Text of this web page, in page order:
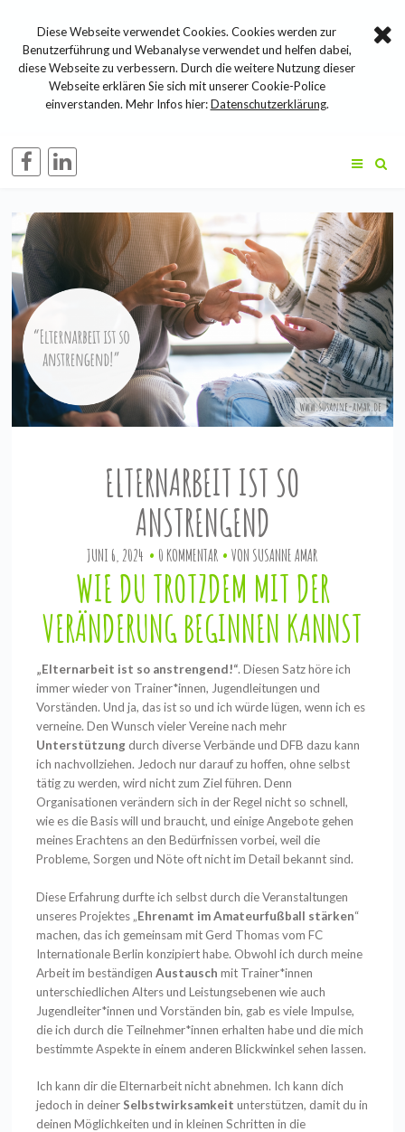
ELTERNARBEIT IST SO
ANSTRENGEND
JUNI 6, 2024 0 KOMMENTAR VON SUSANNE AMAR
WIE DU TROTZDEM MIT DER
VERÄNDERUNG BEGINNEN KANNST
„Elternarbeit ist so anstrengend!“.Diesen Satz höre ich
immer wieder von Trainer*innen, Jugendleitungen und
Vorständen. Und ja, das ist so und ich würde lügen, wenn ich es
verneine. Den Wunsch vieler Vereine nach mehr
Unterstützungdurch diverse Verbände und DFB dazu kann
ich nachvollziehen. Jedoch nur darauf zu hoffen, ohne selbst
tätig zu werden, wird nicht zum Ziel führen. Denn
Organisationen verändern sich in der Regel nicht so schnell,
wie es die Basis will und braucht, und einige Angebote gehen
meines Erachtens an den Bedürfnissen vorbei, weil die
Probleme, Sorgen und Nöte oft nicht im Detail bekannt sind.
Diese Erfahrung durfte ich selbst durch die Veranstaltungen
unseres Projektes „Ehrenamt im Amateurfußball stärken“
machen, das ich gemeinsam mit Gerd Thomas vom FC
Internationale Berlin konzipiert habe. Obwohl ich durch meine
Arbeit im beständigenAustausch mit Trainer*innen
unterschiedlichen Alters und Leistungsebenen wie auch
Jugendleiter*innen und Vorständen bin, gab es viele Impulse,
die ich durch die Teilnehmer*innen erhalten habe und die mich
bestimmte Aspekte in einem anderen Blickwinkel sehen lassen.
Ich kann dir die Elternarbeit nicht abnehmen. Ich kann dich
jedoch in deiner Selbstwirksamkeit unterstützen, damit du in
deinen Möglichkeiten und in kleinen Schritten in die
Diese Webseite verwendet Cookies. Cookies werden zur
Benutzerführung und Webanalyse verwendet und helfen dabei,
diese Webseite zu verbessern. Durch die weitere Nutzung dieser
Webseite erklären Sie sich mit unserer Cookie-Police
einverstanden. Mehr Infos hier:Datenschutzerklärung.